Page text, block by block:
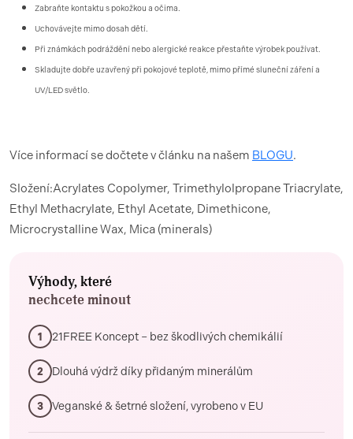
Zabraňte kontaktu s pokožkou a očima.
Uchovávejte mimo dosah dětí.
Při známkách podráždění nebo alergické reakce přestaňte výrobek používat.
Skladujte dobře uzavřený při pokojové teplotě, mimo přímé sluneční záření a
UV/LED světlo.
Více informací se dočtete v článku na našem BLOGU.
Složení:Acrylates Copolymer, Trimethylolpropane Triacrylate,
Ethyl Methacrylate, Ethyl Acetate, Dimethicone,
Microcrystalline Wax, Mica (minerals)
Výhody, které
nechcete minout
1 21FREE Koncept – bez škodlivých chemikálií
2 Dlouhá výdrž díky přidaným minerálům
3 Veganské & šetrné složení, vyrobeno v EU